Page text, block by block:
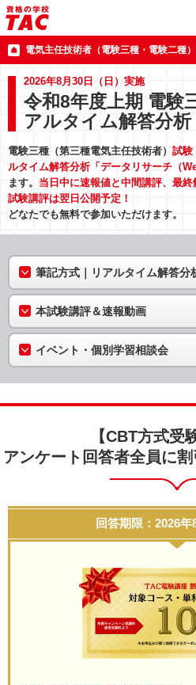
電気主任技術者（電験三種・電験二種
2026年8月30日（日）実施
令和8年度上期 電験
アルタイム解答分析
電験三種（第三種電気主任技術者）試験
ルタイム解答分析「データリサーチ（
ます。当日中に速報値と中間講評、最
試験講評は翌日公開予定！
どなたでも無料で参加いただけます。
筆記方式｜リアルタイム解答分
本試験講評＆速報動画
イベント・個別学習相談会
【CBT方式受
アンケート回答者全員に
回答期限：2026